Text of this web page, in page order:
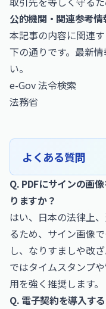
公的機関・関連参考情
本記事の内容に関連
下の通りです。最新
い。
e-Gov 法令検索
法務省
よくある質問
Q. PDFにサインの画
りますか？
はい、日本の法律上
るため、サイン画像
し、なりすましや改
ではタイムスタンプ
用を強く推奨します。
Q. 電子契約を導入す